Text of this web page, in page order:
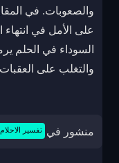
والصعوبات. في
على الأمل في
السوداء في الحلم
والتغلب على
منشور في تفسير